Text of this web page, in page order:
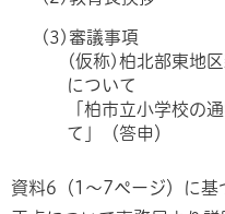
(3)審議事項
(仮称)柏北部東地
について
「柏市立小学校の
て」（答申）
資料6（1～7ページ）に基